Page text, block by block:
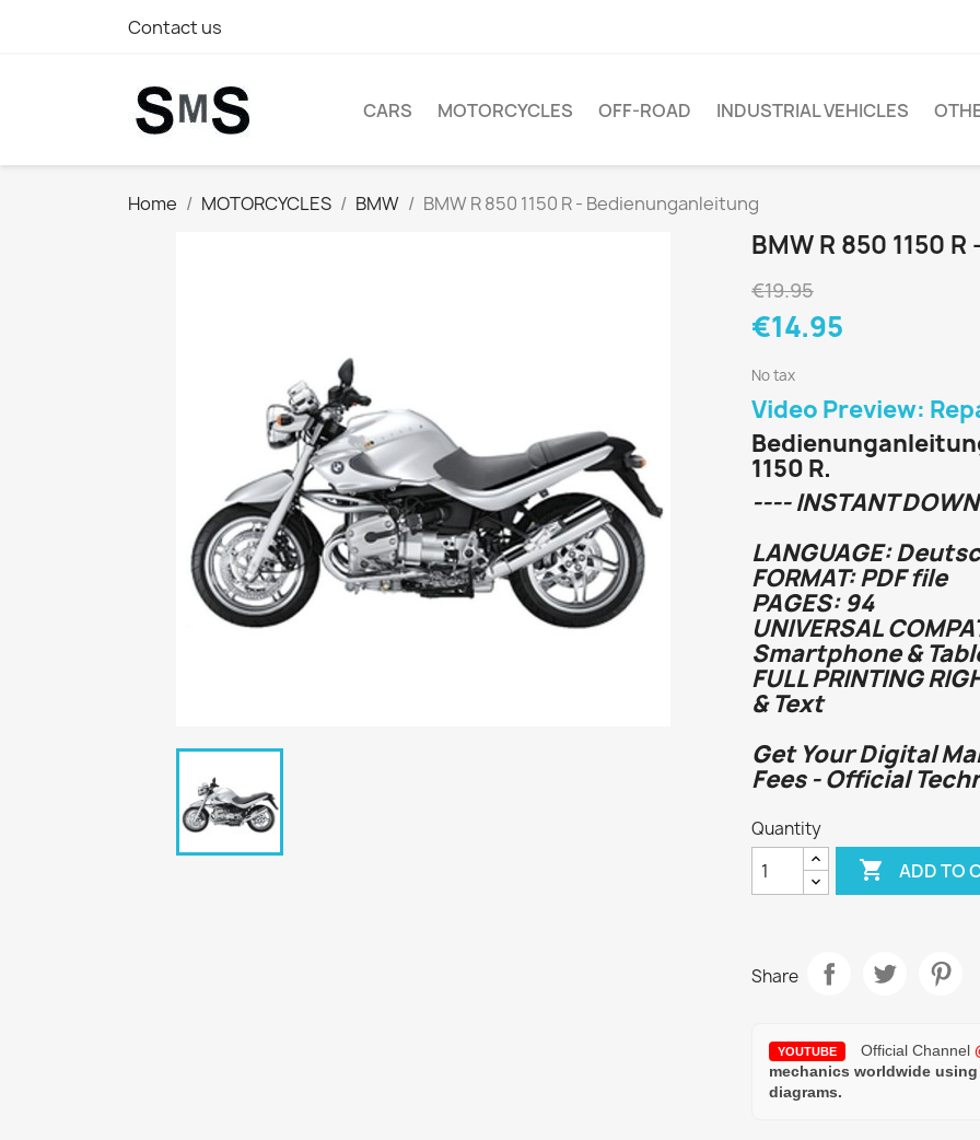
Contact us
CARS MOTORCYCLES OFF-ROAD INDUSTRIAL VEHICLES
Home MOTORCYCLES BMW BMW R 850 1150 R - Bedienunganleitung
BMW R 850 1150 R
€19.95
€14.95
No tax
Video Preview:
1150 R.
---- INSTANT
LANGUAGE:
FORMAT: PDF file
PAGES: 94
UNIVERSAL
Smartphone &
FULL PRINTING
& Text
Get Your Digital
Fees - Official
Quantity
 ADD TO
Share
YOUTUBE Official Channel
mechanics worldwide
diagrams.